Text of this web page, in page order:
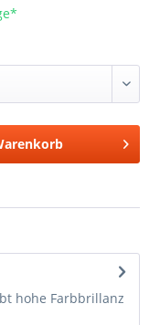
hohe Farbbrillanz